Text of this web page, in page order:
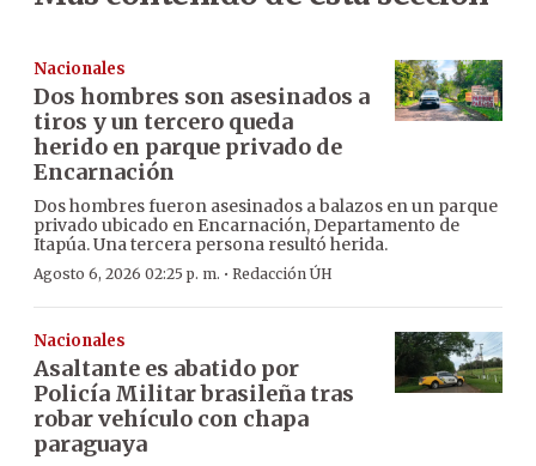
Nacionales
Dos hombres son asesinados a
tiros y un tercero queda
herido en parque privado de
Encarnación
Dos hombres fueron asesinados a balazos en un parque
privado ubicado en Encarnación, Departamento de
Itapúa. Una tercera persona resultó herida.
Agosto 6, 2026 02:25 p. m. · Redacción ÚH
Nacionales
Asaltante es abatido por
Policía Militar brasileña tras
robar vehículo con chapa
paraguaya